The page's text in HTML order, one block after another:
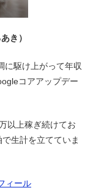
き）
に駆け上がって年収
コアアップデー
以上稼ぎ続けてお
生計を立てていま
ィール